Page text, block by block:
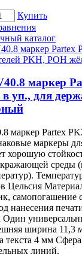
Купить
каталог
маркер
уп., для
маркер Partex
маркеры
хорошую
среды
Цельсия
самопогашение
нанесения
ширина 11,3
текста 4 мм
линий.